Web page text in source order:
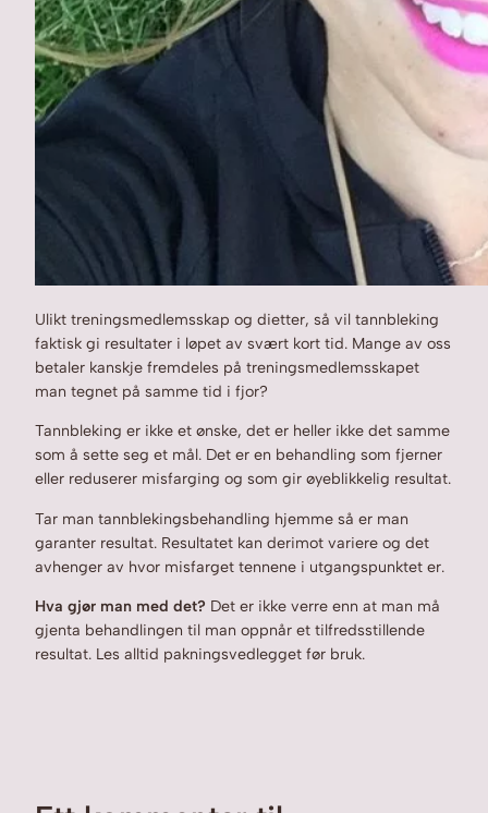
Ulikt treningsmedlemsskap og dietter, så vil tannbleking
faktisk gi resultater i løpet av svært kort tid. Mange av oss
betaler kanskje fremdeles på treningsmedlemsskapet
man tegnet på samme tid i fjor?
Tannbleking er ikke et ønske, det er heller ikke det samme
som å sette seg et mål. Det er en behandling som fjerner
eller reduserer misfarging og som gir øyeblikkelig resultat.
Tar man tannblekingsbehandling hjemme så er man
garanter resultat. Resultatet kan derimot variere og det
avhenger av hvor misfarget tennene i utgangspunktet er.
Hva gjør man med det? Det er ikke verre enn at man må
gjenta behandlingen til man oppnår et tilfredsstillende
resultat. Les alltid pakningsvedlegget før bruk.